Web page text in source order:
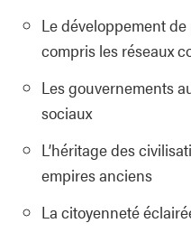
Le développement
compris les réseaux
Les gouvernements
sociaux
L’héritage des
empires anciens
La citoyenneté